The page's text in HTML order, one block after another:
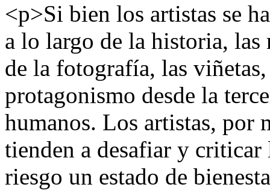
<p>Si bien los artistas se
a lo largo de la historia, las
de la fotografía, las
protagonismo desde la
humanos. Los artistas, por
tienden a desafiar y
riesgo un estado de